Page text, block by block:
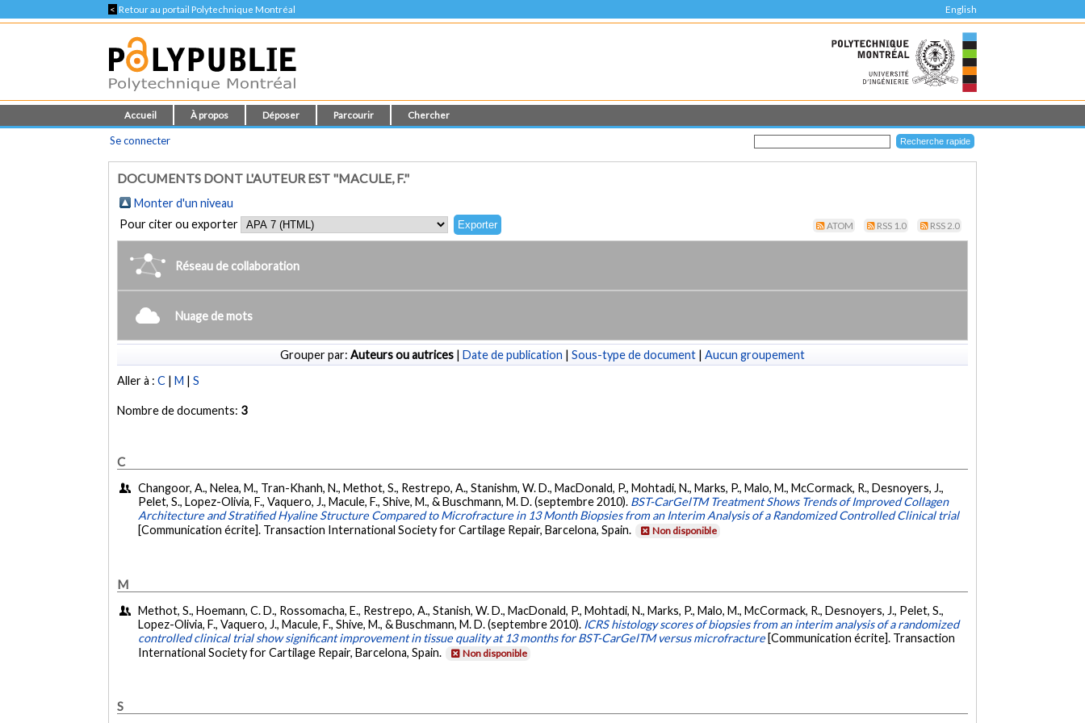
< Retour au portail Polytechnique Montréal English
Accueil À propos Déposer Parcourir Chercher
Se connecter
DOCUMENTS DONT L'AUTEUR EST "MACULE, F."
Monter d'un niveau
Pour citer ou exporter
ATOM RSS 1.0 RSS 2.0
Réseau de collaboration
Nuage de mots
Grouper par: Auteurs ou autrices | Date de publication | Sous-type de document | Aucun groupement
Aller à :C |M |S
Nombre de documents: 3
C
Changoor, A., Nelea, M., Tran-Khanh, N., Methot, S., Restrepo, A., Stanishm, W. D., MacDonald, P., Mohtadi, N., Marks, P., Malo, M., McCormack, R., Desnoyers, J.,
Pelet, S., Lopez-Olivia, F., Vaquero, J., Macule, F., Shive, M., & Buschmann, M. D. (septembre 2010). BST-CarGelTM Treatment Shows Trends of Improved Collagen
Architecture and Stratified Hyaline Structure Compared to Microfracture in 13 Month Biopsies from an Interim Analysis of a Randomized Controlled Clinical trial
[Communication écrite]. Transaction International Society for Cartilage Repair, Barcelona, Spain.
Non disponible
M
Methot, S., Hoemann, C. D., Rossomacha, E., Restrepo, A., Stanish, W. D., MacDonald, P., Mohtadi, N., Marks, P., Malo, M., McCormack, R., Desnoyers, J., Pelet, S.,
Lopez-Olivia, F., Vaquero, J., Macule, F., Shive, M., & Buschmann, M. D. (septembre 2010). ICRS histology scores of biopsies from an interim analysis of a randomized
controlled clinical trial show significant improvement in tissue quality at 13 months for BST-CarGelTM versus microfracture [Communication écrite]. Transaction
International Society for Cartilage Repair, Barcelona, Spain.
Non disponible
S